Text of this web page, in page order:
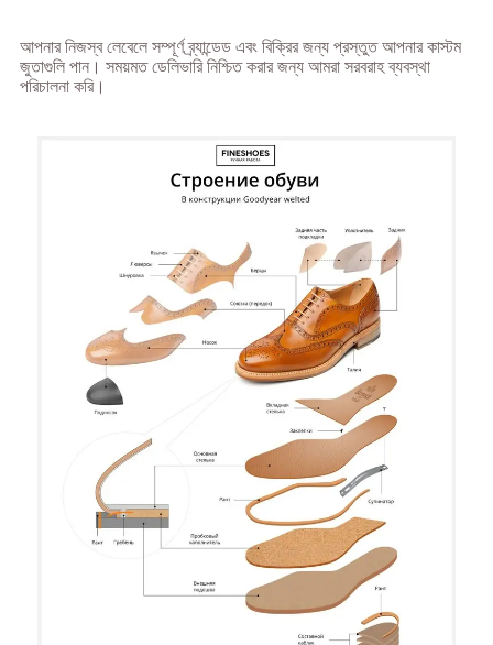
আপনার নিজস্ব লেবেলে সম্পূর্ণ ব্র্যান্ডেড এবং বিক্রির জন্য প্রস্তুত আপনার কাস্টম
জুতাগুলি পান। সময়মত ডেলিভারি নিশ্চিত করার জন্য আমরা সরবরাহ ব্যবস্থা
পরিচালনা করি।